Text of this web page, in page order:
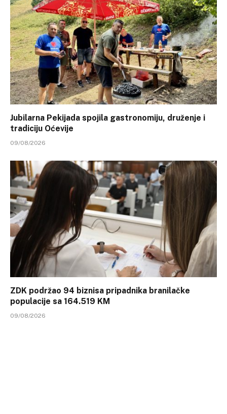
Jubilarna Pekijada spojila gastronomiju, druženje i
tradiciju Oćevije
09/08/2026
ZDK podržao 94 biznisa pripadnika branilačke
populacije sa 164.519 KM
09/08/2026